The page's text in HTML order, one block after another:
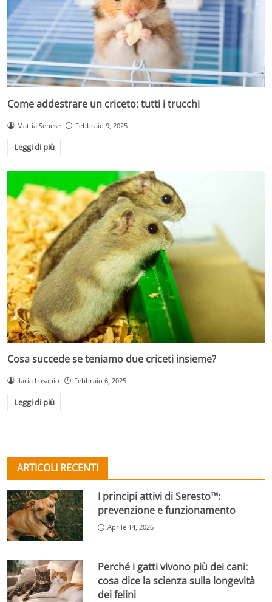
Come addestrare un criceto: tutti i trucchi
Mattia Senese Febbraio 9, 2025
Leggi di più
Cosa succede se teniamo due criceti insieme?
Ilaria Losapio Febbraio 6, 2025
Leggi di più
ARTICOLI RECENTI
I principi attivi di Seresto™:
prevenzione e funzionamento
Aprile 14, 2026
Perché i gatti vivono più dei cani:
cosa dice la scienza sulla longevità
dei felini